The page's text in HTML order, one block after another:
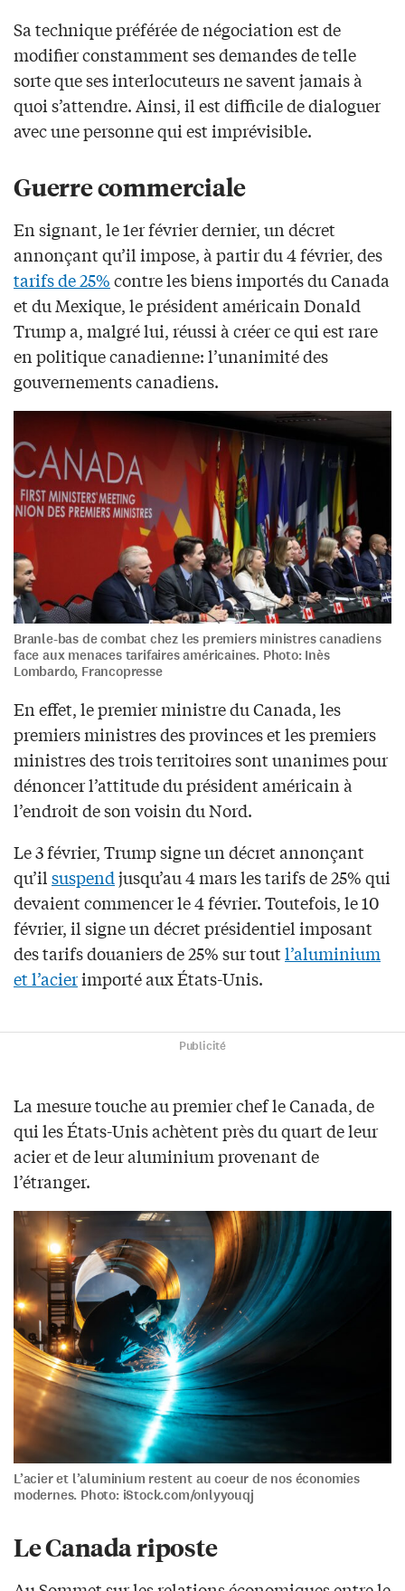
Sa technique préférée de négociation est de
modifier constamment ses demandes de telle
sorte que ses interlocuteurs ne savent jamais à
quoi s’attendre. Ainsi, il est difficile de dialoguer
avec une personne qui est imprévisible.
Guerre commerciale
En signant, le 1er février dernier, un décret
annonçant qu’il impose, à partir du 4 février, des
tarifs de 25%contre les biens importés du Canada
et du Mexique, le président américain Donald
Trump a, malgré lui, réussi à créer ce qui est rare
en politique canadienne: l’unanimité des
gouvernements canadiens.
Branle-bas de combat chez les premiers ministres canadiens
face aux menaces tarifaires américaines. Photo: Inès
Lombardo, Francopresse
En effet, le premier ministre du Canada, les
premiers ministres des provinces et les premiers
ministres des trois territoires sont unanimes pour
dénoncer l’attitude du président américain à
l’endroit de son voisin du Nord.
Le 3 février, Trump signe un décret annonçant
qu’il suspendjusqu’au 4 mars les tarifs de 25% qui
devaient commencer le 4 février. Toutefois, le 10
février, il signe un décret présidentiel imposant
des tarifs douaniers de 25% sur toutl’aluminium
et l’acierimporté aux États-Unis.
Publicité
La mesure touche au premier chef le Canada, de
qui les États-Unis achètent près du quart de leur
acier et de leur aluminium provenant de
l’étranger.
L’acier et l’aluminium restent au coeur de nos économies
modernes. Photo: iStock.com/onlyyouqj
Le Canada riposte